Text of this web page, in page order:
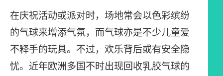
在庆祝活动或派对时，场地常会以色彩缤纷
的气球来增添气氛，而气球亦是不少儿童爱
不释手的玩具。不过，欢乐背后或有安全隐
忧。近年欧洲多国不时出现回收乳胶气球的